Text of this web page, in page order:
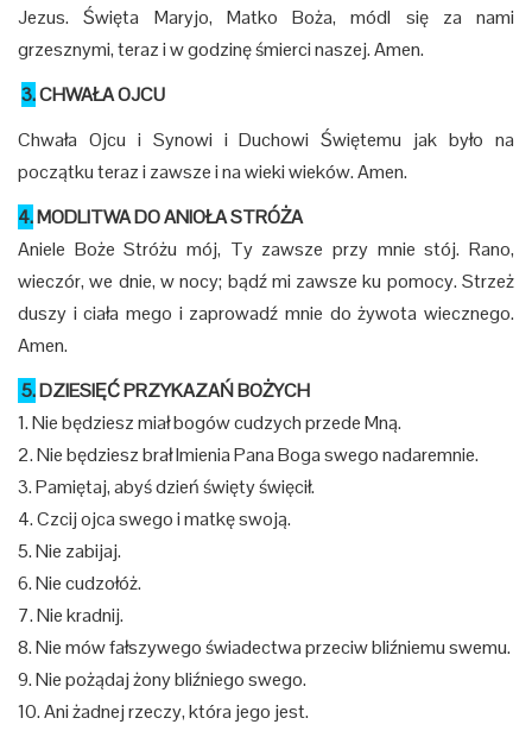
Jezus. Święta Maryjo, Matko Boża, módl się za nami
grzesznymi, teraz i w godzinę śmierci naszej. Amen.
3.CHWAŁA OJCU
Chwała Ojcu i Synowi i Duchowi Świętemu jak było na
początku teraz i zawsze i na wieki wieków. Amen.
4.MODLITWA DO ANIOŁA STRÓŻA
Aniele Boże Stróżu mój, Ty zawsze przy mnie stój. Rano,
wieczór, we dnie, w nocy; bądź mi zawsze ku pomocy. Strzeż
duszy i ciała mego i zaprowadź mnie do żywota wiecznego.
Amen.
5.DZIESIĘĆ PRZYKAZAŃ BOŻYCH
1. Nie będziesz miał bogów cudzych przede Mną.
2. Nie będziesz brał Imienia Pana Boga swego nadaremnie.
3. Pamiętaj, abyś dzień święty święcił.
4. Czcij ojca swego i matkę swoją.
5. Nie zabijaj.
6. Nie cudzołóż.
7. Nie kradnij.
8. Nie mów fałszywego świadectwa przeciw bliźniemu swemu.
9. Nie pożądaj żony bliźniego swego.
10. Ani żadnej rzeczy, która jego jest.